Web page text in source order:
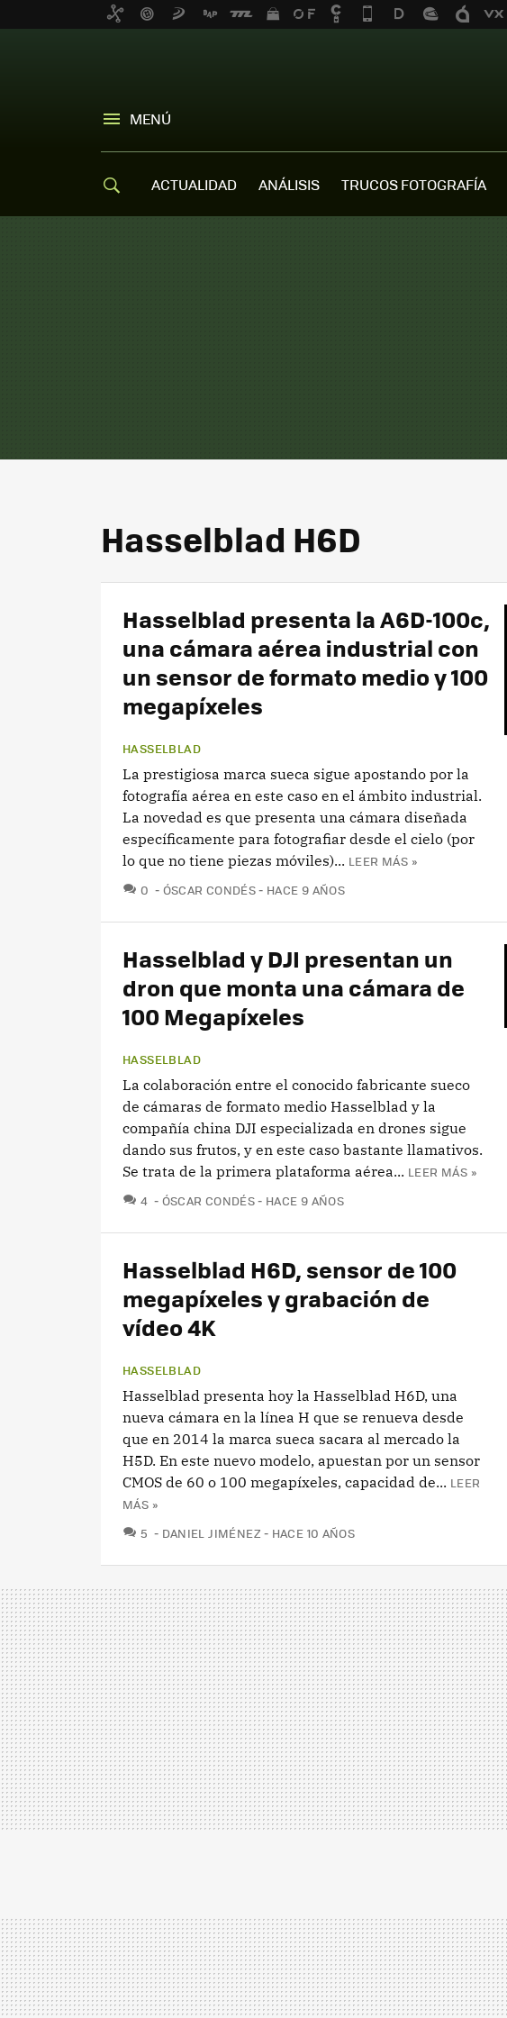
MENÚ
ACTUALIDAD ANÁLISIS TRUCOS FOTOGRAFÍA
Hasselblad H6D
Hasselblad presenta la A6D-100c,
una cámara aérea industrial con
un sensor de formato medio y 100
megapíxeles
HASSELBLAD
La prestigiosa marca sueca sigue apostando por la
fotografía aérea en este caso en el ámbito industrial.
La novedad es que presenta una cámara diseñada
específicamente para fotografiar desde el cielo (por
lo que no tiene piezas móviles)... LEER MÁS »
0 COMENTARIOS
ÓSCAR CONDÉS HACE 9 AÑOS
Hasselblad y DJI presentan un
dron que monta una cámara de
100 Megapíxeles
HASSELBLAD
La colaboración entre el conocido fabricante sueco
de cámaras de formato medio Hasselblad y la
compañía china DJI especializada en drones sigue
dando sus frutos, y en este caso bastante llamativos.
Se trata de la primera plataforma aérea... LEER MÁS »
4 COMENTARIOS
ÓSCAR CONDÉS HACE 9 AÑOS
Hasselblad H6D, sensor de 100
megapíxeles y grabación de
vídeo 4K
HASSELBLAD
Hasselblad presenta hoy la Hasselblad H6D, una
nueva cámara en la línea H que se renueva desde
que en 2014 la marca sueca sacara al mercado la
H5D. En este nuevo modelo, apuestan por un sensor
CMOS de 60 o 100 megapíxeles, capacidad de... LEER
MÁS »
5 COMENTARIOS
DANIEL JIMÉNEZ HACE 10 AÑOS